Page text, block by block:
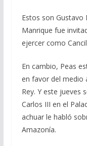
Estos son Gustavo
Manrique fue
ejercer como
En cambio, Peas
en favor del medio
Rey. Y este jueves
Carlos III en el
achuar le habló
Amazonía.